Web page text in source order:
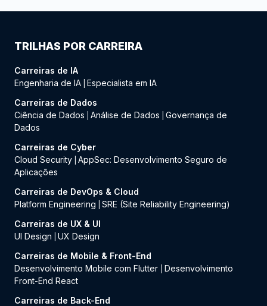
TRILHAS POR CARREIRA
Carreiras de IA
Engenharia de IA Especialista em IA
Carreiras de Dados
Ciência de Dados
Análise de Dados
Governança de
Dados
Carreiras de Cyber
Cloud Security AppSec: Desenvolvimento Seguro de
Aplicações
Carreiras de DevOps & Cloud
Platform Engineering
SRE (Site Reliability Engineering)
Carreiras de UX & UI
UI Design
UX Design
Carreiras de Mobile & Front-End
Desenvolvimento Mobile com Flutter
Desenvolvimento
Front-End React
Carreiras de Back-End